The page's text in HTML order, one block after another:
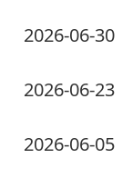
2026-06-30
2026-06-23
2026-06-05